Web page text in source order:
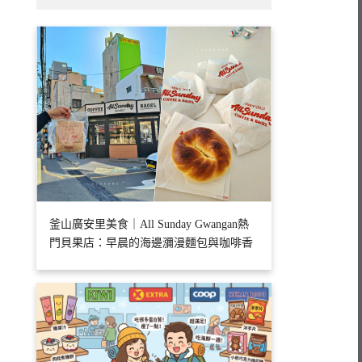
釜山廣安里美食｜All Sunday Gwangan熱
門貝果店：早晨的海邊瀰漫麵包與咖啡香